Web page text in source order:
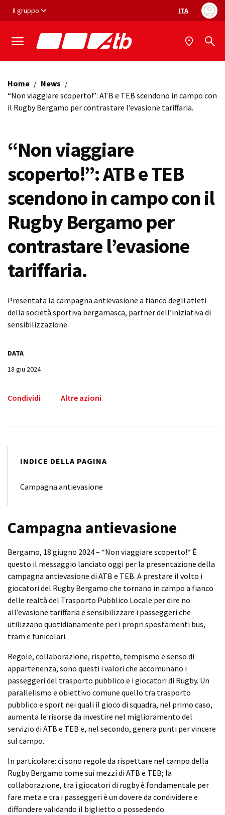
Vai ai contenuti
Vai al footer
Il gruppo Selezione
ITA
Home / News /
“Non viaggiare scoperto!”: ATB e TEB scendono in campo con
il Rugby Bergamo per contrastare l’evasione tariffaria.
“Non viaggiare
scoperto!”: ATB e TEB
scendono in campo con il
Rugby Bergamo per
contrastare l’evasione
tariffaria.
Presentata la campagna antievasione a fianco degli atleti
della società sportiva bergamasca, partner dell’iniziativa di
sensibilizzazione.
DATA
18 giu 2024
Condividi Altre azioni
INDICE DELLA PAGINA
Campagna antievasione
Campagna antievasione
Bergamo, 18 giugno 2024 – “Non viaggiare scoperto!“ È
questo il messaggio lanciato oggi per la presentazione della
campagna antievasione di ATB e TEB. A prestare il volto i
giocatori del Rugby Bergamo che tornano in campo a fianco
delle realtà del Trasporto Pubblico Locale per dire no
all’evasione tariffaria e sensibilizzare i passeggeri che
utilizzano quotidianamente per i propri spostamenti bus,
tram e funicolari.
Regole, collaborazione, rispetto, tempismo e senso di
appartenenza, sono questi i valori che accomunano i
passeggeri del trasporto pubblico e i giocatori di Rugby. Un
parallelismo e obiettivo comune quello tra trasporto
pubblico e sport nei quali il gioco di squadra, nel primo caso,
aumenta le risorse da investire nel miglioramento del
servizio di ATB e TEB e, nel secondo, genera punti per vincere
sul campo.
In particolare: ci sono regole da rispettare nel campo della
Rugby Bergamo come sui mezzi di ATB e TEB; la
collaborazione, tra i giocatori di rugby è fondamentale per
fare meta e tra i passeggeri è un dovere da condividere e
diffondere validando il biglietto o possedendo